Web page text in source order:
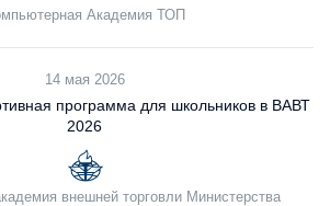
Академия ТОП
14 мая 2026
программа для школьников в ВАВТ
2026
внешней торговли Министерства